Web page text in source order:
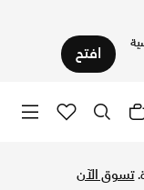
افتح
تسوق الآن